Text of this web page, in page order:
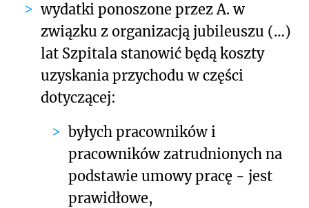
wydatki ponoszone przez A. w
związku z organizacją jubileuszu (…)
lat Szpitala stanowić będą koszty
uzyskania przychodu w części
dotyczącej:
byłych pracowników i
pracowników zatrudnionych na
podstawie umowy pracę - jest
prawidłowe,